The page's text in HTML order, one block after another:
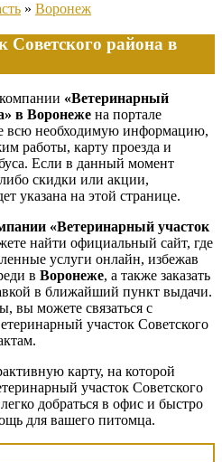
» Воронеж
Советского района в
«Ветеринарный
в Воронеже на портале
всю необходимую информацию,
работы, карту проезда и
Если в данный момент
скидки или акции,
указана на этой странице.
«Ветеринарный участок
найти официальный сайт, где
услуги онлайн, избежав
в Воронеже, а также заказать
в ближайший пункт выдачи.
вы можете связаться с
участок Советского
карту, на которой
участок Советского
добраться в офис и быстро
для вашего питомца.